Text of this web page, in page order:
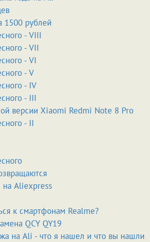
1500 рублей
- VIII
- VII
- VI
- V
- IV
- III
версии Xiaomi Redmi Note 8 Pro
- II
на Aliexpress
к смартфонам Realme?
QCY QY19
на Ali - что я нашел и что вы нашли